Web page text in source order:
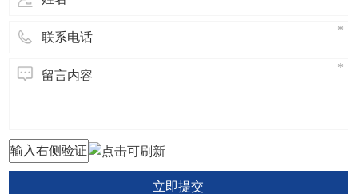
立即提交